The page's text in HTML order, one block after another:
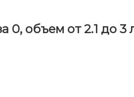
0, объем от 2.1 до 3